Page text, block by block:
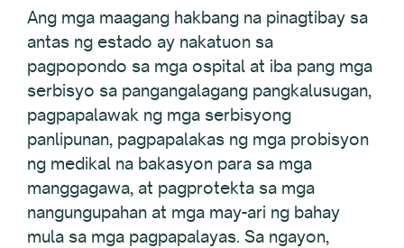
Ang mga maagang hakbang na pinagtibay sa
antas ng estado ay nakatuon sa
pagpopondo sa mga ospital at iba pang mga
serbisyo sa pangangalagang pangkalusugan,
pagpapalawak ng mga serbisyong
panlipunan, pagpapalakas ng mga probisyon
ng medikal na bakasyon para sa mga
manggagawa, at pagprotekta sa mga
nangungupahan at mga may-ari ng bahay
mula sa mga pagpapalayas. Sa ngayon,